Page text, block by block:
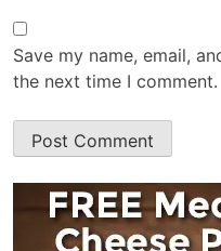
Save my name, email,
the next time I comment.